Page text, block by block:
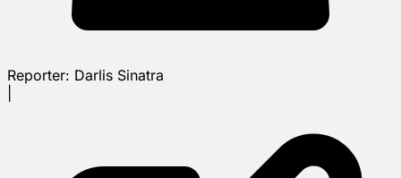
Reporter: Darlis Sinatra